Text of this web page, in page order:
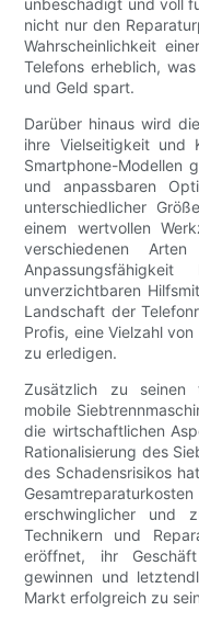
nicht nur den
Wahrscheinlichkeit
Telefons erheblich,
und Geld spart.
Darüber hinaus wird
ihre Vielseitigkeit und
Smartphone-Modellen
und anpassbaren
unterschiedlicher
einem wertvollen
verschiedenen
unverzichtbaren
Landschaft der
Profis, eine Vielzahl
zu erledigen.
Zusätzlich zu seinen
mobile
die wirtschaftlichen
Rationalisierung des
des Schadensrisikos
erschwinglicher und
Technikern und
eröffnet, ihr
gewinnen und
Markt erfolgreich zu